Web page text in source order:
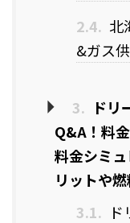
2.4. 北
&ガス
3. ドリ
Q&A！料
料金シミ
リットや
3.1.